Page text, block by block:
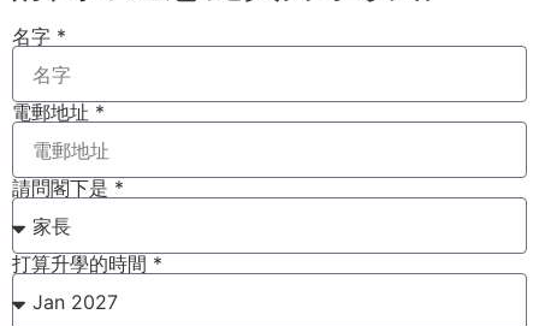
名字 *
電郵地址 *
請問閣下是 *
打算升學的時間 *